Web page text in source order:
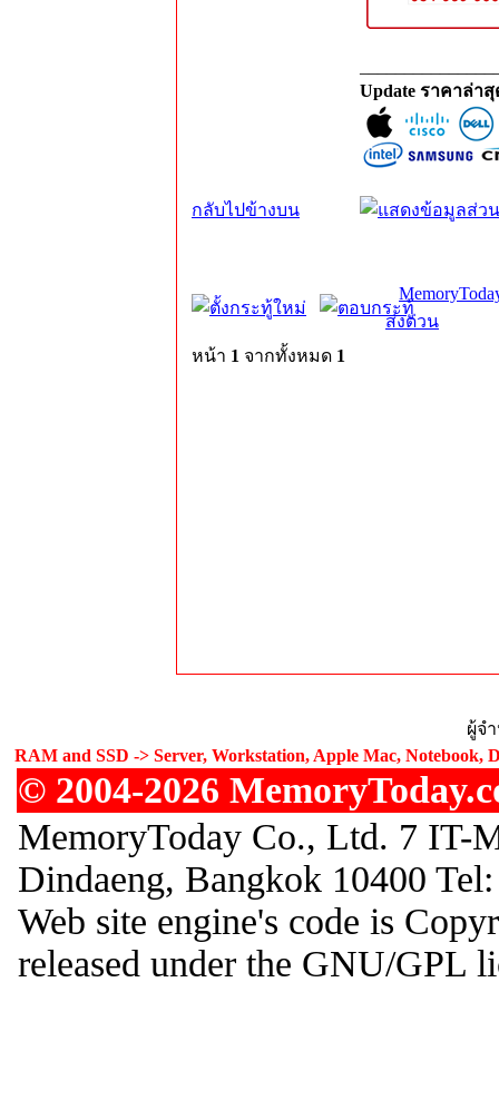
Update ราคาล่า
กลับไปข้างบน
ส่งด่วน
หน้า 1 จากทั้งหมด 1
ผู้จ
RAM and SSD -> Server, Workstation, Apple Mac, Notebook,
© 2004-2026
MemoryToday Co., Ltd. 7 IT-
Dindaeng, Bangkok 10400
Web site engine's code is
released under the GNU/GPL